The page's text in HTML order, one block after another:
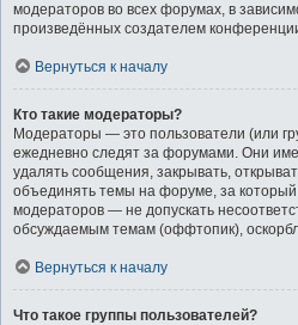
модераторов во всех форумах, в
произведённых создателем
Вернуться к началу
Кто такие модераторы?
Модераторы — это пользователи (или
ежедневно следят за форумами. Они
удалять сообщения, закрывать,
объединять темы на форуме, за
модераторов — не допускать
обсуждаемым темам (оффтопик),
Вернуться к началу
Что такое группы пользователей?